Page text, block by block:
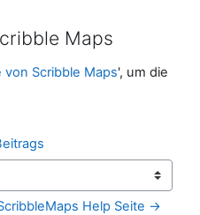
Maps
von Scribble Maps', um die
Help Seite →